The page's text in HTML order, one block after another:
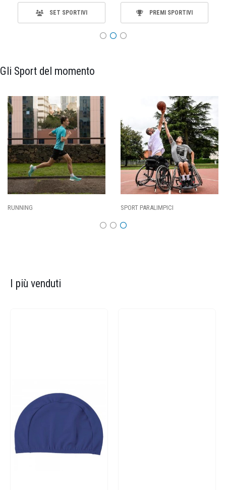
SET SPORTIVI PREMI SPORTIVI
Gli Sport del momento
RUNNING SPORT PARALIMPICI
I più venduti